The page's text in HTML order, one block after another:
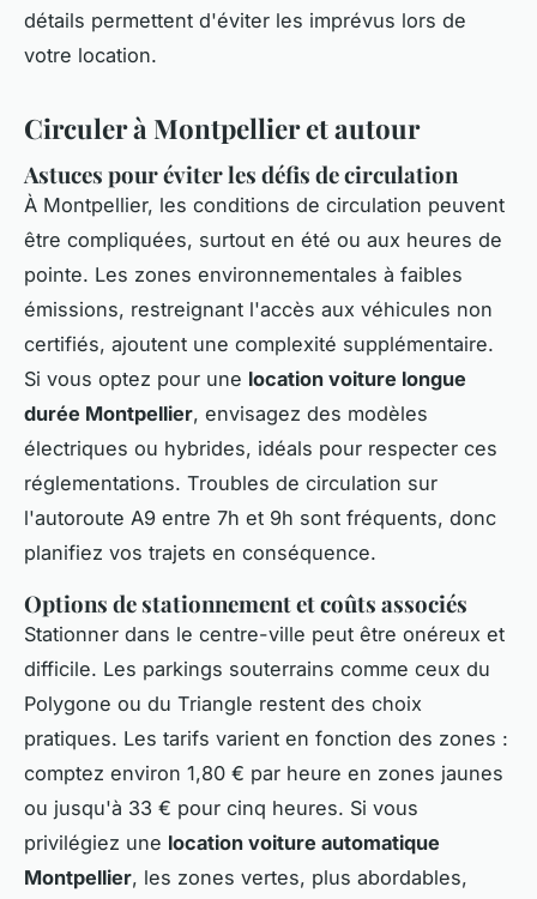
détails permettent d'éviter les imprévus lors de
votre location.
Circuler à Montpellier et autour
Astuces pour éviter les défis de circulation
À Montpellier, les conditions de circulation peuvent
être compliquées, surtout en été ou aux heures de
pointe. Les zones environnementales à faibles
émissions, restreignant l'accès aux véhicules non
certifiés, ajoutent une complexité supplémentaire.
Si vous optez pour une location voiture longue
durée Montpellier, envisagez des modèles
électriques ou hybrides, idéals pour respecter ces
réglementations. Troubles de circulation sur
l'autoroute A9 entre 7h et 9h sont fréquents, donc
planifiez vos trajets en conséquence.
Options de stationnement et coûts associés
Stationner dans le centre-ville peut être onéreux et
difficile. Les parkings souterrains comme ceux du
Polygone ou du Triangle restent des choix
pratiques. Les tarifs varient en fonction des zones :
comptez environ 1,80 € par heure en zones jaunes
ou jusqu'à 33 € pour cinq heures. Si vous
privilégiez une location voiture automatique
Montpellier, les zones vertes, plus abordables,